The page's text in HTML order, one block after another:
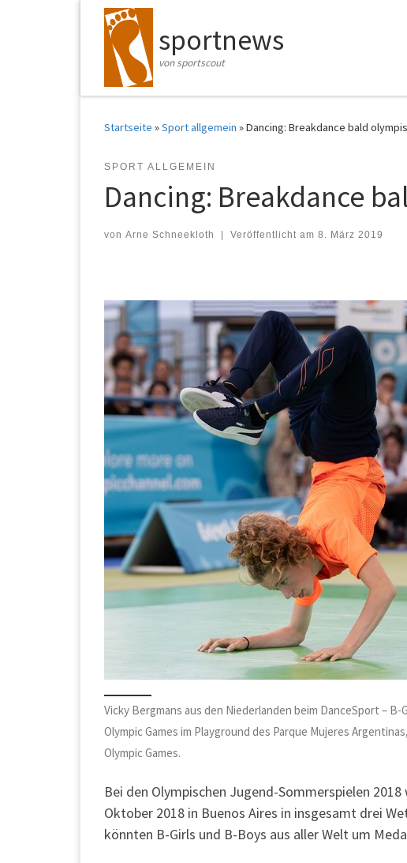
Zum Inhalt springen sportnews
von sportscout
Startseite »Sport allgemein »Dancing: Breakdance bald
SPORT ALLGEMEIN
Dancing: Breakdance
von Arne Schneekloth Veröffentlicht am 8. März 2019
Vicky Bergmans aus den Niederlanden beim DanceSport –
Olympic Games im Playground des Parque Mujeres
Olympic Games.
Bei den Olympischen Jugend-Sommerspielen
Oktober 2018 in Buenos Aires in insgesamt drei
könnten B-Girls und B-Boys aus aller Welt um